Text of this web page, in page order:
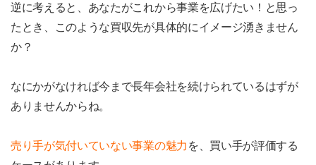
逆に考えると、あなたがこれから事業を広げたい！と思っ
たとき、このような買収先が具体的にイメージ湧きません
か？
なにかがなければ今まで長年会社を続けられているはずが
ありませんからね。
売り手が気付いていない事業の魅力 を、買い手が評価する